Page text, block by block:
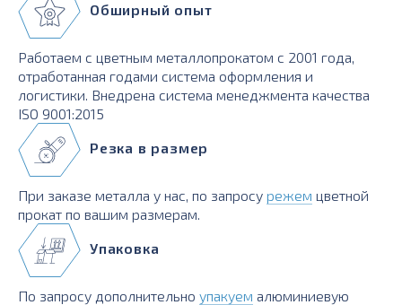
Обширный опыт
Работаем с цветным металлопрокатом с 2001 года,
отработанная годами система оформления и
логистики. Внедрена система менеджмента качества
ISO 9001:2015
Резка в размер
При заказе металла у нас, по запросу режем цветной
прокат по вашим размерам.
Упаковка
По запросу дополнительно упакуем алюминиевую